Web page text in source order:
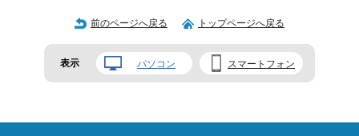
前のページへ戻る トップページへ戻る
表示 パソコン スマートフォン